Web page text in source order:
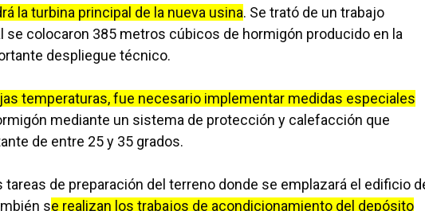
la turbina principal de la nueva usina. Se trató de un trabajo
se colocaron 385 metros cúbicos de hormigón producido en la
despliegue técnico.
temperaturas, fue necesario implementar medidas especiales
mediante un sistema de protección y calefacción que
de entre 25 y 35 grados.
tareas de preparación del terreno donde se emplazará el edificio
se realizan los trabajos de acondicionamiento del depósito